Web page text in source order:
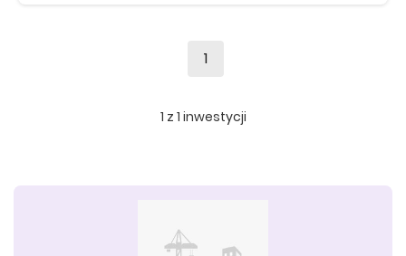
1
1 z 1 inwestycji